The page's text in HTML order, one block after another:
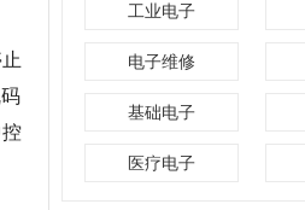
工业电子
电子维修
基础电子
医疗电子